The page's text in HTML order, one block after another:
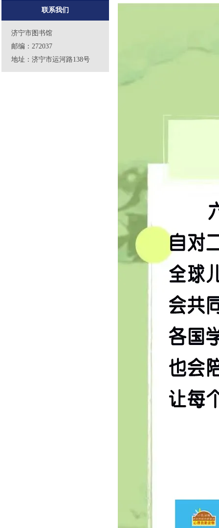
联系我们
济宁市图书馆
邮编：272037
地址：济宁市运河路138号